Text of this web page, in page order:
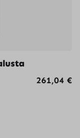
261,04 €